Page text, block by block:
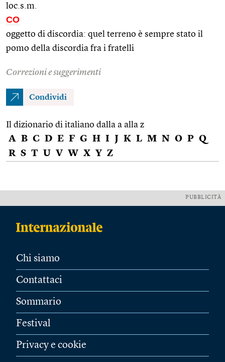
loc.s.m.
CO
oggetto di discordia: quel terreno è sempre stato il
pomo della discordia fra i fratelli
Correzioni e suggerimenti
Condividi
Il dizionario di italiano dalla a alla z
A B C D E F G H I J K L M N O P Q
R S T U V W X Y Z
PUBBLICITÀ
Chi siamo
Contattaci
Sommario
Festival
Privacy e cookie